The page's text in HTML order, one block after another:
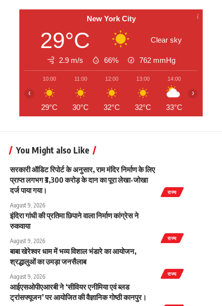
New York City
29°C Clear sky
2.9 m/s 66% 762 mmHg
10:00
29°C
11:00
30°C
12:00
32°C
13:00
32°C
14:00
33°C
‹ ›
You Might also Like
राज्य
सरकारी ऑडिट रिपोर्ट के अनुसार, राम मंदिर निर्माण के लिए
प्राप्त लगभग ₹3,300 करोड़ के दान का पूरा लेखा-जोखा
दर्ज पाया गया।
August 9, 2026
राज्य
इंदिरा गांधी की प्रतिमा छिपाने वाला निर्माण कांग्रेस ने
रुकवाया
August 9, 2026
राज्य
बाबा खेरेश्वर धाम में भव्य विशाल भंडारे का आयोजन,
श्रद्धालुओं का उमड़ा जनसैलाब
August 9, 2026
आईएसओपीएआरबी ने ‘सीवियर एनीमिया एवं ब्लड
ट्रांसफ्यूजन’ पर आयोजित की वैज्ञानिक गोष्ठी कानपुर।